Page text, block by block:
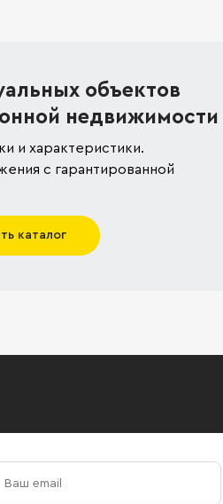
объектов
недвижимости
и характеристики.
с гарантированной
каталог